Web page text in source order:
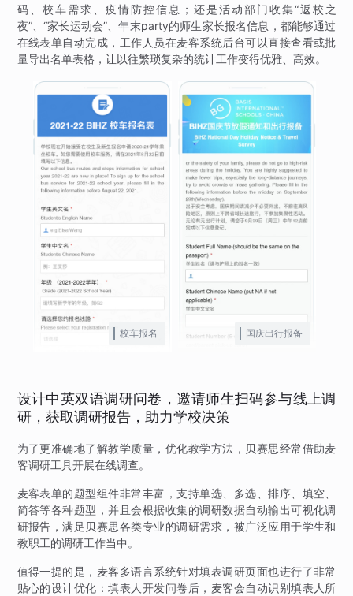
码、校车需求、疫情防控信息；还是活动部门收集“返校之
夜”、“家长运动会”、年末party的师生家长报名信息，都能够通过
在线表单自动完成，工作人员在麦客系统后台可以直接查看或批
量导出名单表格，让以往繁琐复杂的统计工作变得优雅、高效。
校车报名 国庆出行报备
设计中英双语调研问卷，邀请师生扫码参与线上调
研，获取调研报告，助力学校决策
为了更准确地了解教学质量，优化教学方法，贝赛思经常借助麦
客调研工具开展在线调查。
麦客表单的题型组件非常丰富，支持单选、多选、排序、填空、
简答等各种题型，并且会根据收集的调研数据自动输出可视化调
研报告，满足贝赛思各类专业的调研需求，被广泛应用于学生和
教职工的调研工作当中。
值得一提的是，麦客多语言系统针对填表调研页面也进行了非常
贴心的设计优化：填表人开发问卷后，麦客会自动识别填表人所